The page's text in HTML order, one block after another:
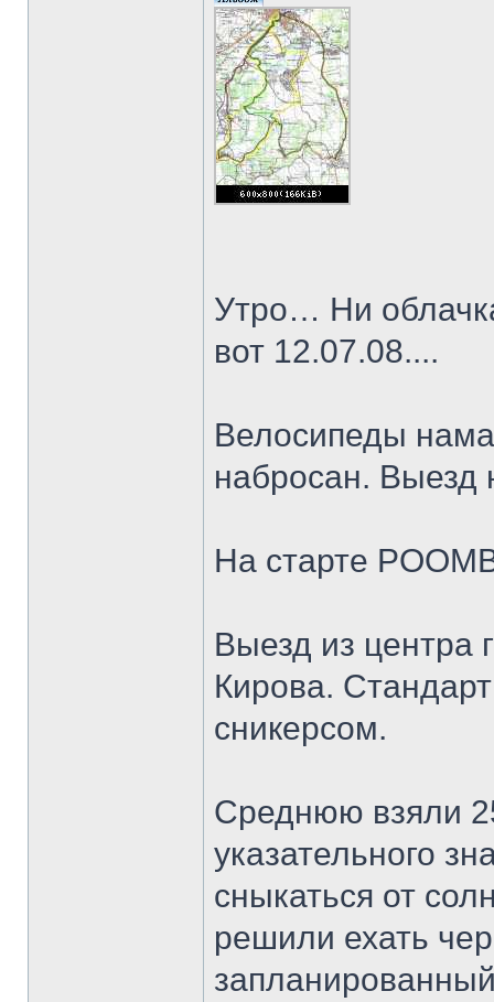
Утро… Ни
вот 12.07.08....
Велосипеды
набросан. Выезд
На старте
Выезд из центра
Кирова.
сникерсом.
Среднюю взяли
указательного
сныкаться от
решили ехать